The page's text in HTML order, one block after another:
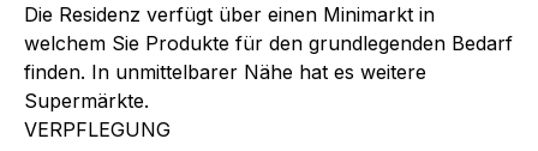
Die Residenz verfügt über einen Minimarkt in
welchem Sie Produkte für den grundlegenden Bedarf
finden. In unmittelbarer Nähe hat es weitere
Supermärkte.
VERPFLEGUNG